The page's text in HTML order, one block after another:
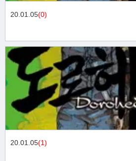
20.01.05(0)
20.01.05(1)